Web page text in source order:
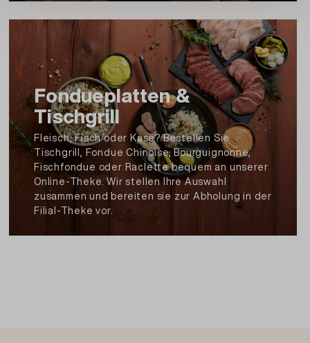
Wachsmaisstärke,Gerstenmalzmehl,
Stabilisator: E 415, Palmöl, Verdickungsmittel: E
407, Trennmittel: E 470a und E 341, Aromen.
Kann enthalten: Nüsse, Sesam.
Artikel Nr.: 145203620071
Beschreibung und Zutaten drucken
Fondueplatten &
Tischgrill
Fleisch, Fisch oder Käse? Bestellen Sie
Tischgrill, Fondue Chinoise, Bourguignonne,
Fischfondue oder Raclette bequem an unserer
Online-Theke. Wir stellen Ihre Auswahl
zusammen und bereiten sie zur Abholung in der
Filial-Theke vor.